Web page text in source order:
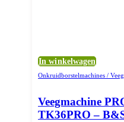
In winkelwagen
Onkruidborstelmachines /
Veegmachine
TK36PRO –